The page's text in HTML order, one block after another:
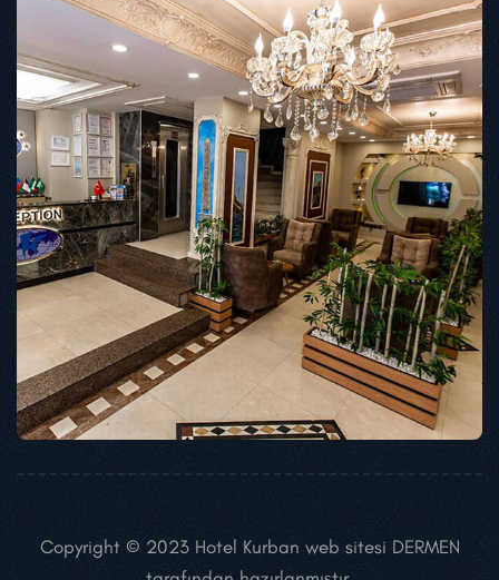
Copyright © 2023 Hotel Kurban web sitesi DERMEN